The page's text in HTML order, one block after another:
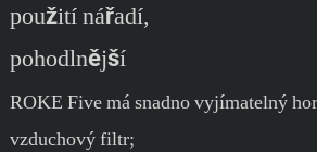
použití nářadí,
pohodlnější
ROKE Five má snadno vyjímatelný
vzduchový filtr;